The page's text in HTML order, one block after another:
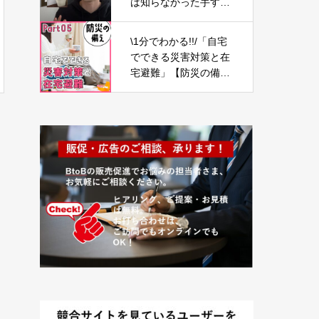
\1分でわかる!!/「自宅
でできる災害対策と在
宅避難」【防災の備え